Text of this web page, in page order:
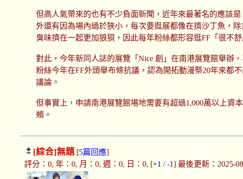
但高人氣帶來的也有不少負面新聞，近年來最著名的應該
外還有因為場內過於狹小，每次要逛展都像在擠沙丁魚，
臭味擠在一起更加狼狽，因此每年粉絲都形容逛FF「很不舒
對此，今年新同人誌的展覽「Nice 創」在南港展覽館舉辦
粉絲今年在FF外頭舉布條抗議，認為開拓動漫祭20年來都
議論。
但事實上，申請南港展覽館場地需要有超過1,000萬以上資
頰。
[綜合]無題 [5篇回應]
評分：0, 年：0, 月：0, 週：0, 日：0, [+1 /-1] 最後更新：2025-